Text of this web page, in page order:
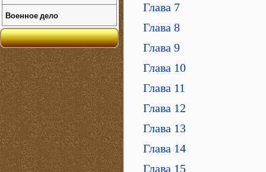
Глава 7
Глава 8
Глава 9
Глава 10
Глава 11
Глава 12
Глава 13
Глава 14
Глава 15
Военное дело